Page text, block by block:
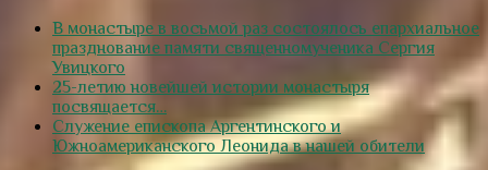
В монастыре в восьмой раз состоялось епархиальное
празднование памяти священномученика Сергия
Увицкого
25-летию новейшей истории монастыря
посвящается…
Служение епископа Аргентинского и
Южноамериканского Леонида в нашей обители